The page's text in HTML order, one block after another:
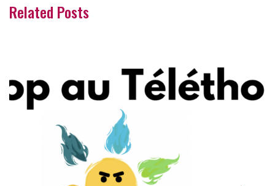
Related Posts